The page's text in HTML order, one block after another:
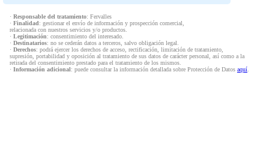
· Responsable del tratamiento: Fervalles
· Finalidad: gestionar el envío de información y prospección comercial,
relacionada con nuestros servicios y/o productos.
· Legitimación: consentimiento del interesado.
· Destinatarios: no se cederán datos a terceros, salvo obligación legal.
· Derechos: podrá ejercer los derechos de acceso, rectificación, limitación de tratamiento,
supresión, portabilidad y oposición al tratamiento de sus datos de carácter personal, así como a la
retirada del consentimiento prestado para el tratamiento de los mismos.
· Información adicional: puede consultar la información detallada sobre Protección de Datos aquí.